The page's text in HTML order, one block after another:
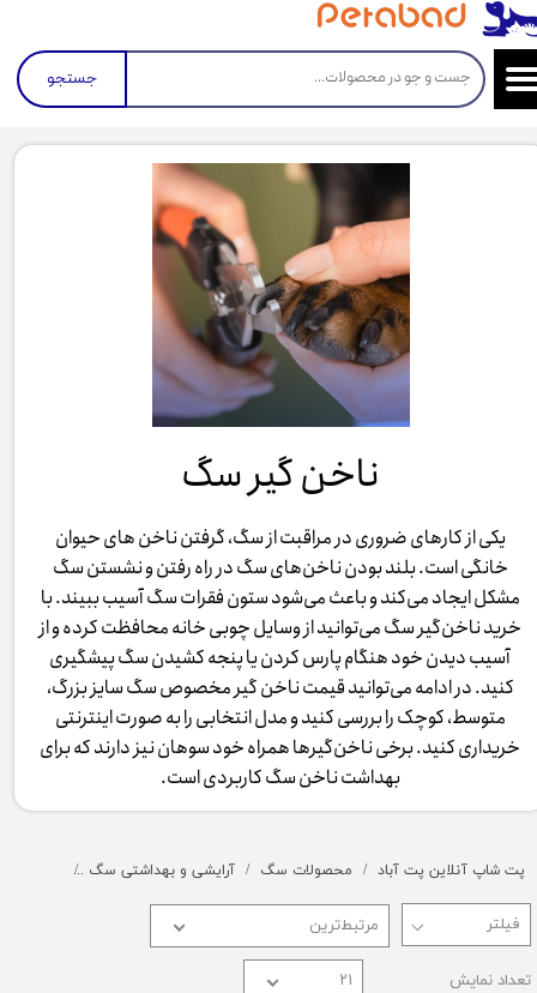
جستجو
ناخن گیر سگ
یکی از کارهای ضروری در مراقبت از سگ، گرفتن ناخن های حیوان
خانگی است. بلند بودن ناخن‌های سگ در راه رفتن و نشستن سگ
مشکل ایجاد می‌کند و باعث می‌شود ستون فقرات سگ آسیب ببیند. با
خرید ناخن‌گیر سگ می‌توانید از وسایل چوبی خانه محافظت کرده و از
آسیب دیدن خود هنگام پارس کردن یا پنجه کشیدن سگ پیشگیری
کنید. در ادامه می‌توانید قیمت ناخن گیر مخصوص سگ سایز بزرگ،
متوسط، کوچک را بررسی کنید و مدل انتخابی را به صورت اینترنتی
خریداری کنید. برخی ناخن‌گیرها همراه خود سوهان نیز دارند که برای
بهداشت ناخن سگ کاربردی است.​​​​​​​
پت شاپ آنلاین پت آباد محصولات سگ آرایشی و بهداشتی سگ
مرتبط‌ترین
تعداد نمایش ۲۱